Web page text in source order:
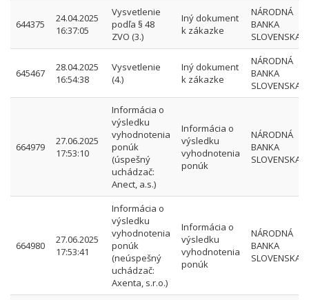
644375
24.04.2025
16:37:05
Vysvetlenie
podľa § 48
ZVO (3.)
Iný dokument
k zákazke
NÁRODNÁ
BANKA
SLOVENSKA
645467
28.04.2025
16:54:38
Vysvetlenie
(4.)
Iný dokument
k zákazke
NÁRODNÁ
BANKA
SLOVENSKA
664979
27.06.2025
17:53:10
Informácia o
výsledku
vyhodnotenia
ponúk
(úspešný
uchádzač:
Anect, a.s.)
Informácia o
výsledku
vyhodnotenia
ponúk
NÁRODNÁ
BANKA
SLOVENSKA
664980
27.06.2025
17:53:41
Informácia o
výsledku
vyhodnotenia
ponúk
(neúspešný
uchádzač:
Axenta, s.r.o.)
Informácia o
výsledku
vyhodnotenia
ponúk
NÁRODNÁ
BANKA
SLOVENSKA